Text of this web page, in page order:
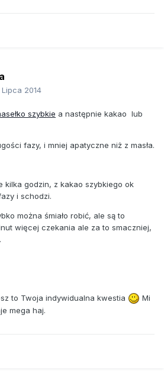
Lipca 2014
szybkie a następnie kakao lub
fazy, i mniej apatyczne niż z masła.
kilka godzin, z kakao szybkiego ok
i schodzi.
można śmiało robić, ale są to
więcej czekania ale za to smaczniej,
to Twoja indywidualna kwestia
Mi
mega haj.